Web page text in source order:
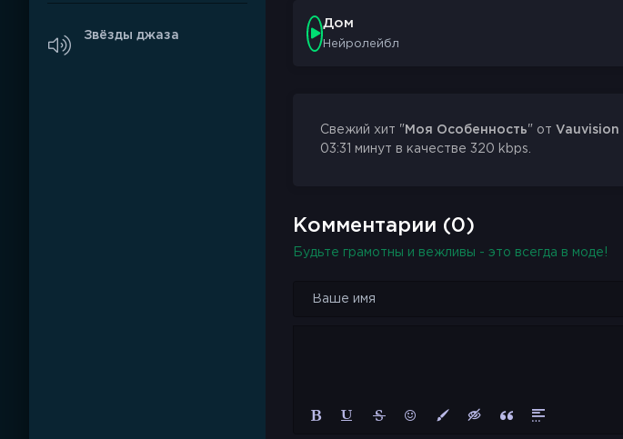
Дом
Нейролейбл
Свежий хит " Моя Особенность" от Vauvision
03:31 минут в качестве 320 kbps.
Комментарии (0)
Будьте грамотны и вежливы - это всегда в моде!
Звёзды джаза